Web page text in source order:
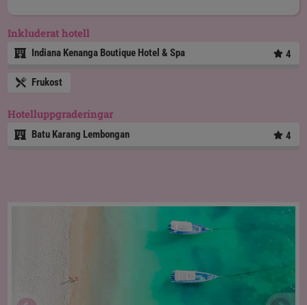
Inkluderat hotell
Indiana Kenanga Boutique Hotel & Spa 4
Frukost
Hotelluppgraderingar
Batu Karang Lembongan 4